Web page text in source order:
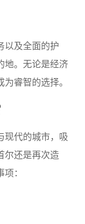
以及全面的护
地。无论是经济
睿智的选择。
现代的城市，吸
尔还是再次造
：